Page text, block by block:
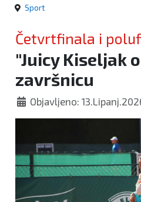
Sport
Četvrtfinala i
"Juicy Kiseljak
završnicu
Objavljeno: